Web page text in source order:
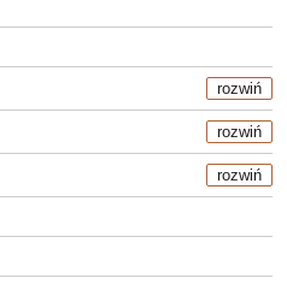
rozwiń
rozwiń
rozwiń